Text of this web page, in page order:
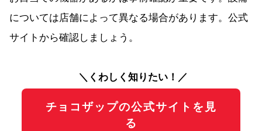
については店舗によって異なる場合があります。公式
サイトから確認しましょう。
＼くわしく知りたい！／
チョコザップの公式サイトを見
る